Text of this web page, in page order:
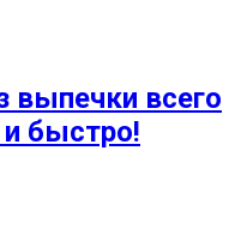
выпечки всего
быстро!